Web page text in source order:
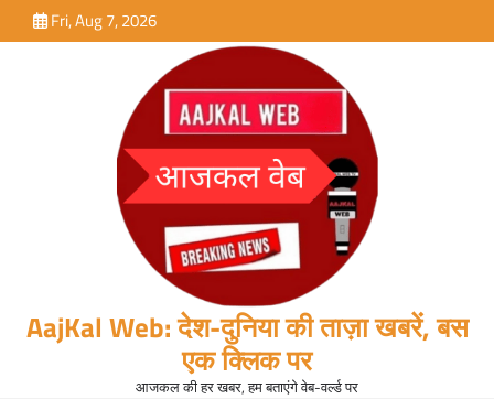
to
Fri, Aug 7, 2026
AajKal Web: देश-दुनिया की ताज़ा खबरें, बस
एक क्लिक पर
आजकल की हर खबर, हम बताएंगे वेब-वर्ल्ड पर